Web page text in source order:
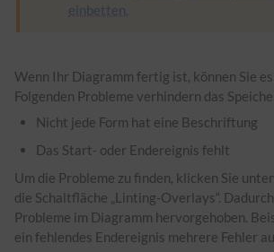
einbetten.
Wenn Ihr Diagramm fertig ist, können Sie es
Folgenden Probleme verhindern das
Nicht jede Form hat eine Beschriftung
Das Start- oder Endereignis fehlt
Um die Probleme zu finden, klicken Sie
die Schaltfläche „Linting-Overlays“.
Probleme im Diagramm hervorgehoben.
ein fehlendes Endereignis mehrere Fehler